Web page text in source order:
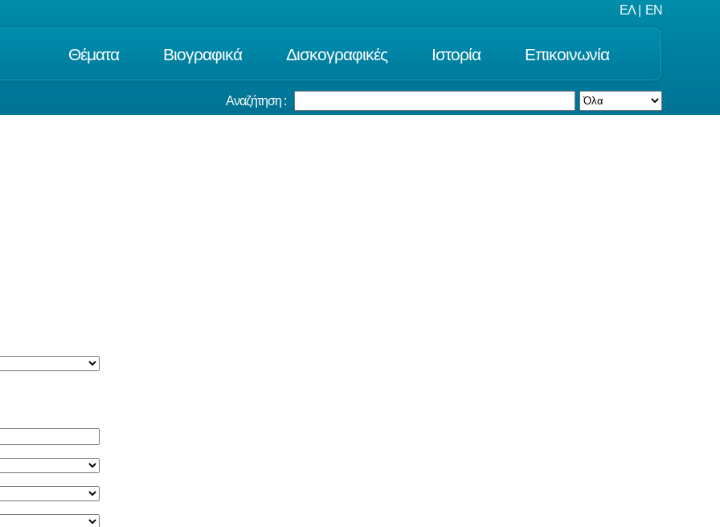
ΕΛ EN
Θέματα Βιογραφικά Δισκογραφικές Ιστορία Επικοινωνία
Αναζήτηση :